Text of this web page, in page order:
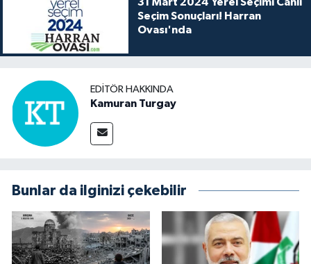
Seçim Sonuçları! Harran
Ovası'nda
EDITÖR HAKKINDA
Kamuran Turgay
Bunlar da ilginizi çekebilir